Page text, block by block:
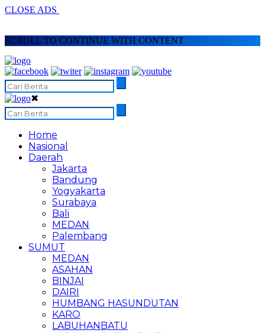
CLOSE ADS
SCROLL TO CONTINUE WITH CONTENT
✖
Home
Nasional
Daerah
Jakarta
Bandung
Yogyakarta
Surabaya
Bali
MEDAN
Palembang
SUMUT
MEDAN
ASAHAN
BINJAI
DAIRI
HUMBANG HASUNDUTAN
KARO
LABUHANBATU